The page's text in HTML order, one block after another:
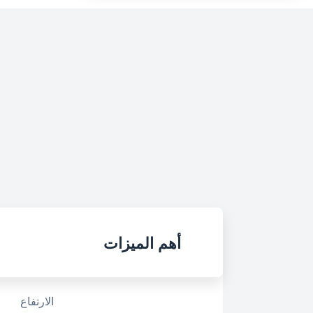
أهم الميزات
الارتفاع